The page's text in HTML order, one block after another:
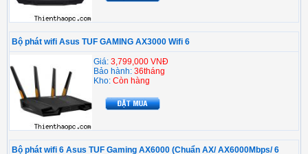
Bộ phát wifi Asus TUF GAMING AX3000 Wifi 6
Giá: 3,799,000 VNĐ
Bảo hành: 36tháng
Kho: Còn hàng
Bộ phát wifi 6 Asus TUF Gaming AX6000 (Chuẩn AX/ AX6000Mbps/ 6